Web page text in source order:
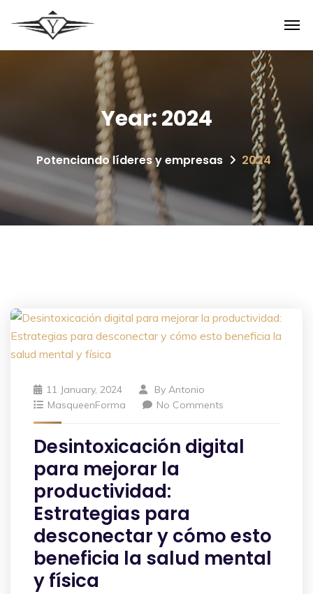
Year:2024
Potenciando líderes y empresas 2024
11 January, 2024 By Antonio
MasqueenForma
No Comments
Desintoxicación digital
para mejorar la
productividad:
Estrategias para
desconectar y cómo esto
beneficia la salud mental
y física